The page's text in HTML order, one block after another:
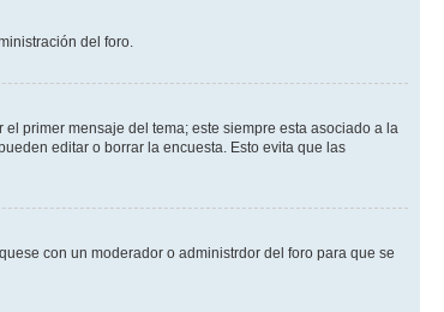
del foro.
primer mensaje del tema; este siempre esta asociado a la
editar o borrar la encuesta. Esto evita que las
con un moderador o administrdor del foro para que se